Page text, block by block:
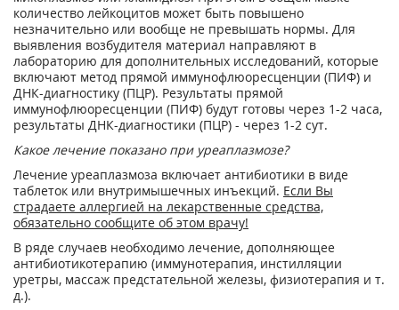
количество лейкоцитов может быть повышено
незначительно или вообще не превышать нормы. Для
выявления возбудителя материал направляют в
лабораторию для дополнительных исследований, которые
включают метод прямой иммунофлюоресценции (ПИФ) и
ДНК-диагностику (ПЦР). Результаты прямой
иммунофлюоресценции (ПИФ) будут готовы через 1-2 часа,
результаты ДНК-диагностики (ПЦР) - через 1-2 сут.
Какое лечение показано при уреаплазмозе?
Лечение уреаплазмоза включает антибиотики в виде
таблеток или внутримышечных инъекций. Если Вы
страдаете аллергией на лекарственные средства,
обязательно сообщите об этом врачу!
В ряде случаев необходимо лечение, дополняющее
антибиотикотерапию (иммунотерапия, инстилляции
уретры, массаж предстательной железы, физиотерапия и т.
д.).